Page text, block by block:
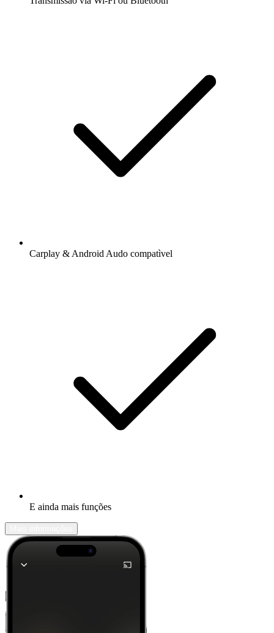
Carplay & Android Audo compatìvel
E ainda mais funções